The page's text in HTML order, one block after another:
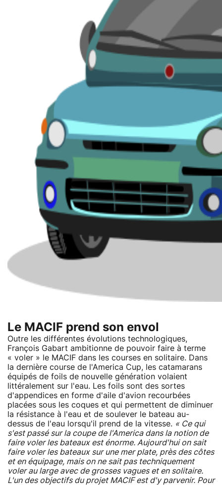
Le MACIF prend son envol
Outre les différentes évolutions technologiques,
François Gabart ambitionne de pouvoir faire à terme
« voler » le MACIF dans les courses en solitaire. Dans
la dernière course de l'America Cup, les catamarans
équipés de foils de nouvelle génération volaient
littéralement sur l'eau. Les foils sont des sortes
d'appendices en forme d'aile d'avion recourbées
placées sous les coques et qui permettent de diminuer
la résistance à l'eau et de soulever le bateau au-
dessus de l'eau lorsqu'il prend de la vitesse. « Ce qui
s'est passé sur la coupe de l'America dans la notion de
faire voler les bateaux est énorme. Aujourd'hui on sait
faire voler les bateaux sur une mer plate, près des côtes
et en équipage, mais on ne sait pas techniquement
voler au large avec de grosses vagues et en solitaire.
L'un des objectifs du projet MACIF est d'y parvenir. Pour